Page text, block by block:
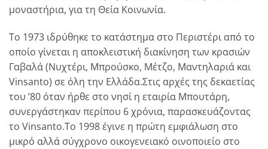
μοναστήρια, για τη Θεία Kοινωνία.
Το 1973 ιδρύθηκε το κατάστημα στο Περιστέρι από το
οποίο γίνεται η αποκλειστική διακίνηση των κρασιών
Γαβαλά (Nυχτέρι, Mπρούσκο, Mέτζο, Mαντηλαριά και
Vinsanto) σε όλη την Ελλάδα.Στις αρχές της δεκαετίας
του ’80 όταν ήρθε στο νησί η εταιρία Mπουτάρη,
συνεργάστηκαν περίπου 6 χρόνια, παρασκευάζοντας
το Vinsanto.Tο 1998 έγινε η πρώτη εμφιάλωση στο
μικρό αλλά σύγχρονο οικογενειακό οινοποιείο στο